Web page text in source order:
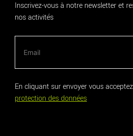
Inscrivez-vous à notre newsletter et
nos activités
En cliquant sur envoyer vous
protection des données